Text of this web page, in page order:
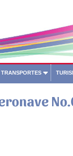
TRANSPORTES